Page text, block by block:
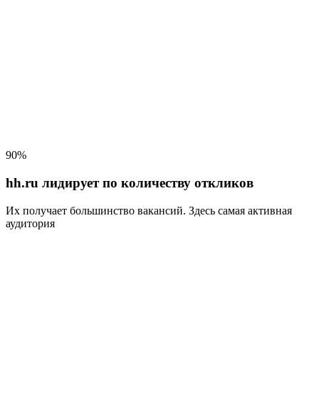
90%
hh.ru лидирует по количеству откликов
Их получает большинство вакансий. Здесь самая активная
аудитория